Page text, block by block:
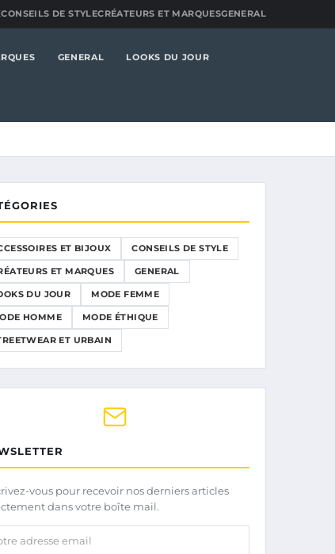
CONSEILS DE STYLECRÉATEURS ET MARQUESGENERAL
GENERAL LOOKS DU JOUR
ET BIJOUX CONSEILS DE STYLE
ET MARQUES GENERAL
DU JOUR MODE FEMME
HOMME MODE ÉTHIQUE
ET URBAIN
vous pour recevoir nos derniers articles
dans votre boîte mail.
adresse email